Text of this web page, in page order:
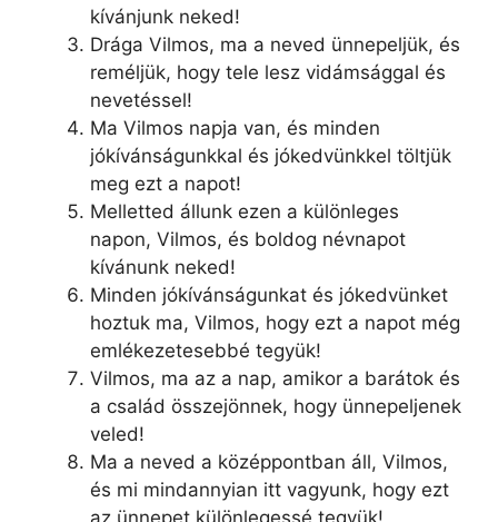
kívánjunk neked!
Drága Vilmos, ma a neved ünnepeljük, és
reméljük, hogy tele lesz vidámsággal és
nevetéssel!
Ma Vilmos napja van, és minden
jókívánságunkkal és jókedvünkkel töltjük
meg ezt a napot!
Melletted állunk ezen a különleges
napon, Vilmos, és boldog névnapot
kívánunk neked!
Minden jókívánságunkat és jókedvünket
hoztuk ma, Vilmos, hogy ezt a napot még
emlékezetesebbé tegyük!
Vilmos, ma az a nap, amikor a barátok és
a család összejönnek, hogy ünnepeljenek
veled!
Ma a neved a középpontban áll, Vilmos,
és mi mindannyian itt vagyunk, hogy ezt
az ünnepet különlegessé tegyük!